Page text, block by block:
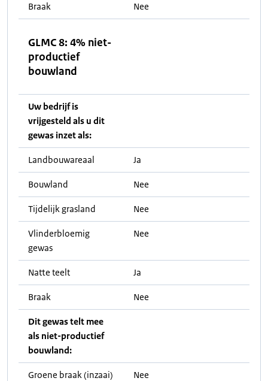
Braak Nee
GLMC 8: 4% niet-
productief
bouwland
Uw bedrijf is
vrijgesteld als u dit
gewas inzet als:
Landbouwareaal Ja
Bouwland Nee
Tijdelijk grasland Nee
Vlinderbloemig
gewas
Nee
Natte teelt Ja
Braak Nee
Dit gewas telt mee
als niet-productief
bouwland:
Groene braak (inzaai) Nee